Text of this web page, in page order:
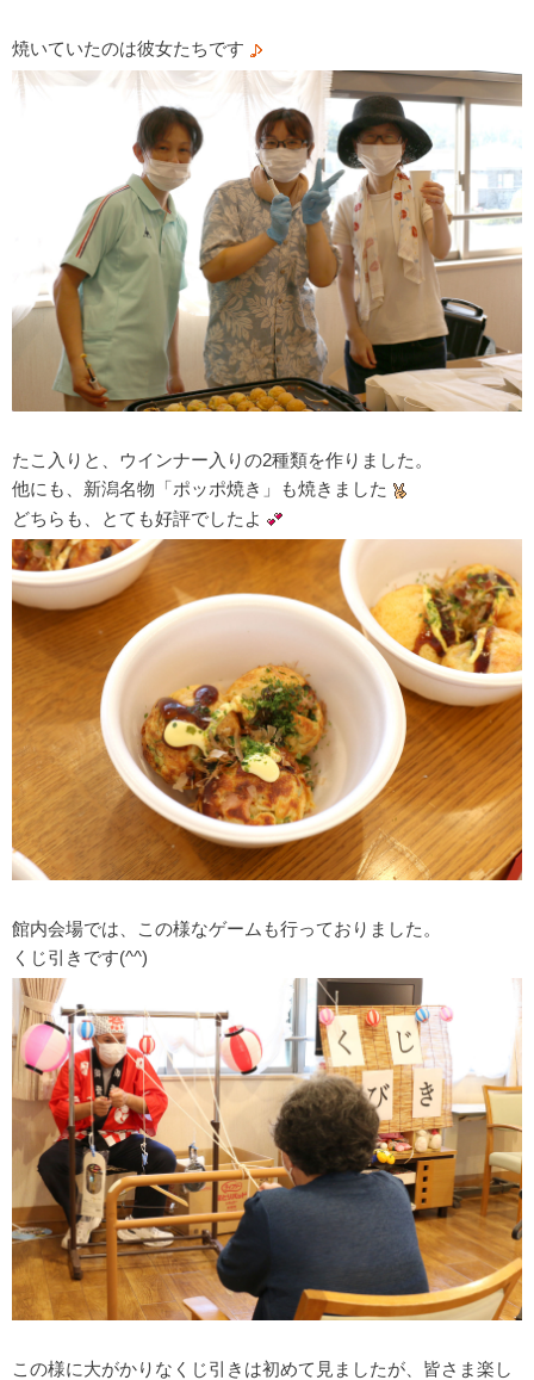
焼いていたのは彼女たちです
たこ入りと、ウインナー入りの2種類を作りました。
他にも、新潟名物「ポッポ焼き」も焼きました
どちらも、とても好評でしたよ
館内会場では、この様なゲームも行っておりました。
くじ引きです(^^)
この様に大がかりなくじ引きは初めて見ましたが、皆さま楽し